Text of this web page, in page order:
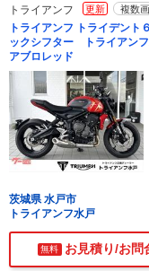
トライアンフ 更新 複数
トライアンフ トライデン
ックシフター トライアン
アブロレッド
茨城県 水戸市
トライアンフ水戸
無料 お見積り/お問